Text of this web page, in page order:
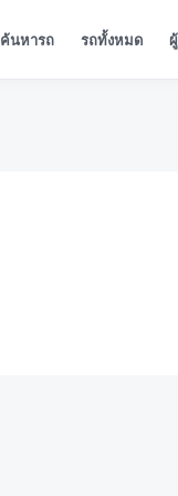
ค้นหารถ รถทั้งหมด